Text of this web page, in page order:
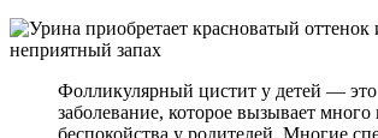
Фолликулярный цистит у детей — это
заболевание, которое вызывает много